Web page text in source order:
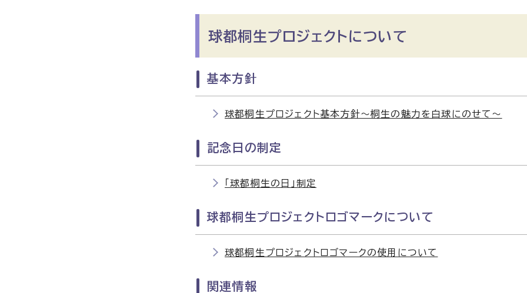
球都桐生プロジェクトについて
基本方針
球都桐生プロジェクト基本方針～桐生の魅力を白球にのせて～
記念日の制定
「球都桐生の日」制定
球都桐生プロジェクトロゴマークについて
球都桐生プロジェクトロゴマークの使用について
関連情報